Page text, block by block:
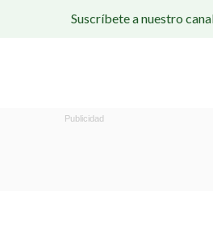
Suscríbete a nuestro